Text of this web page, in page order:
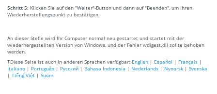
Schritt 5: Klicken Sie auf den "Weiter"-Button und dann auf "Beenden", um Ihren
Wiederherstellungspunkt zu bestätigen.
An dieser Stelle wird Ihr Computer normal neu gestartet und startet mit der
wiederhergestellten Version von Windows, und der Fehler wdigest.dll sollte behoben
werden.
TDiese Seite ist auch in anderen Sprachen verfügbar: English | Español | Français |
Italiano | Português | Русский | Bahasa Indonesia | Nederlands | Nynorsk | Svenska
| Tiếng Việt | Suomi